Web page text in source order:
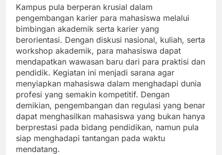
Kampus pula berperan krusial dalam
pengembangan karier para mahasiswa melalui
bimbingan akademik serta karier yang
berorientasi. Dengan diskusi nasional, kuliah, serta
workshop akademik, para mahasiswa dapat
mendapatkan wawasan baru dari para praktisi dan
pendidik. Kegiatan ini menjadi sarana agar
menyiapkan mahasiswa dalam menghadapi dunia
profesi yang semakin kompetitif. Dengan
demikian, pengembangan dan regulasi yang benar
dapat menghasilkan mahasiswa yang bukan hanya
berprestasi pada bidang pendidikan, namun pula
siap menghadapi tantangan pada waktu
mendatang.